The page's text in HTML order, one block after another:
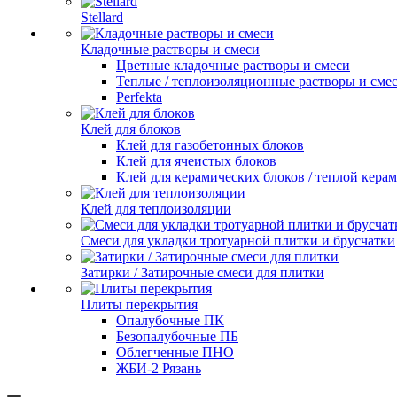
Stellard
Кладочные растворы и смеси
Цветные кладочные растворы и смеси
Теплые / теплоизоляционные растворы и
Perfekta
Клей для блоков
Клей для газобетонных блоков
Клей для ячеистых блоков
Клей для керамических блоков / теплой
Клей для теплоизоляции
Смеси для укладки тротуарной плитки и брусчатки
Затирки / Затирочные смеси для плитки
Плиты перекрытия
Опалубочные ПК
Безопалубочные ПБ
Облегченные ПНО
ЖБИ-2 Рязань